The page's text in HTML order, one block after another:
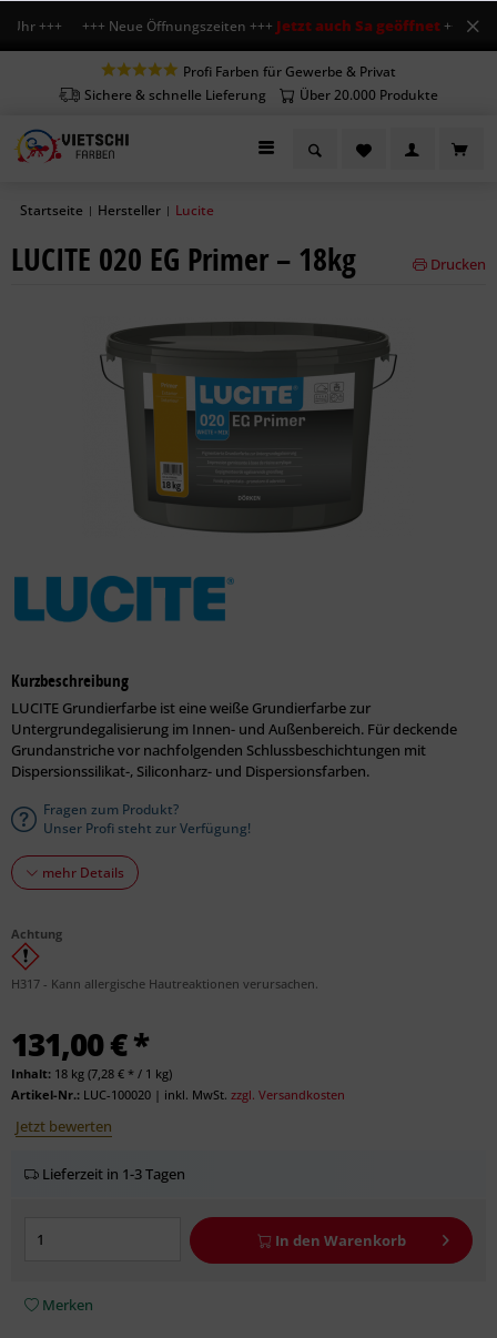
Uhr +++ +++ Neue Öffnungszeiten +++Jetzt auch Sa geöffnet+++ Mo-
Profi Farben für Gewerbe & Privat
Sichere & schnelle Lieferung
Über 20.000 Produkte
Startseite | Hersteller | Lucite
LUCITE 020 EG Primer – 18kg Drucken
Kurzbeschreibung
LUCITE Grundierfarbe ist eine weiße Grundierfarbe zur
Untergrundegalisierung im Innen- und Außenbereich. Für deckende
Grundanstriche vor nachfolgenden Schlussbeschichtungen mit
Dispersionssilikat-, Siliconharz- und Dispersionsfarben.
Fragen zum Produkt?
Unser Profi steht zur Verfügung!
mehr Details
Achtung
H317 - Kann allergische Hautreaktionen verursachen.
131,00 € *
Inhalt: 18 kg (7,28 € * / 1 kg)
Artikel-Nr.: LUC-100020 | inkl. MwSt. zzgl. Versandkosten
Jetzt bewerten
Lieferzeit in 1-3 Tagen
In den Warenkorb
Merken